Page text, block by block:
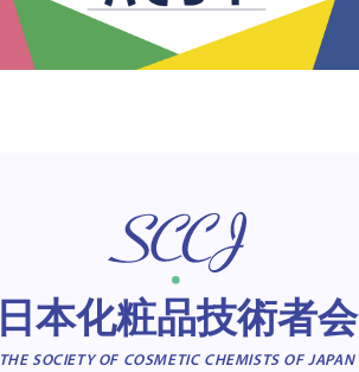
日本化粧品技術者会
THE SOCIETY OF COSMETIC CHEMISTS OF JAPAN